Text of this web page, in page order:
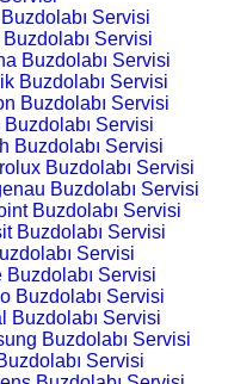
Servisi
Servisi
Buzdolabı Servisi
Buzdolabı Servisi
Buzdolabı Servisi
Buzdolabı Servisi
Buzdolabı Servisi
Buzdolabı Servisi
Buzdolabı Servisi
Buzdolabı Servisi
Buzdolabı Servisi
Servisi
Buzdolabı Servisi
Buzdolabı Servisi
Buzdolabı Servisi
Buzdolabı Servisi
Servisi